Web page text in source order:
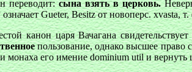
переводит:сына взять в церковь.
Gueter, Besitz от новоперс. xvasta,
канон царя Вачагана
пользование, однако высшее право
монаха его имение dominium util и